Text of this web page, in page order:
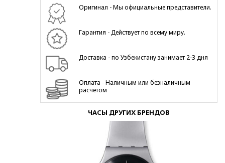
Оригинал - Мы официальные представители.
Гарантия - Действует по всему миру.
Доставка - по Узбекистану занимает 2-3 дня
Оплата - Наличным или безналичным
расчетом
ЧАСЫ ДРУГИХ БРЕНДОВ